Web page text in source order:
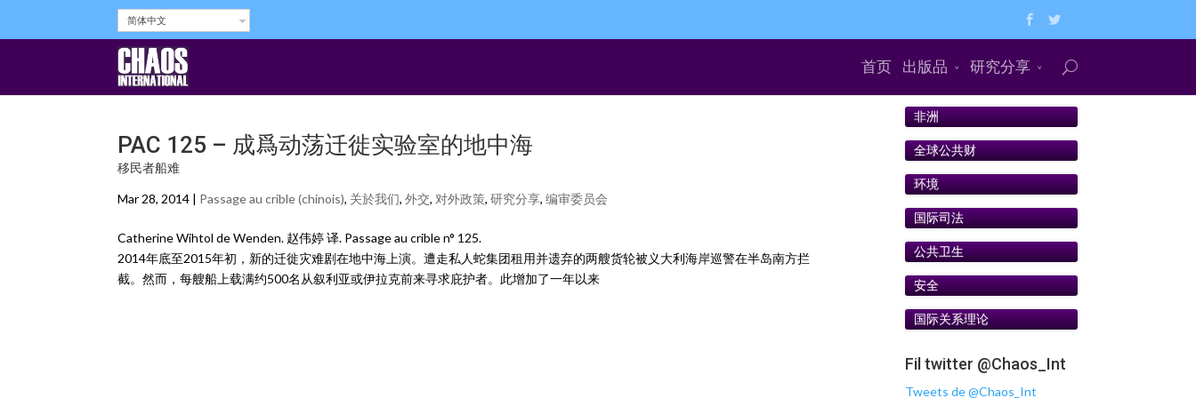
简体中文
首页 出版品 研究分享
PAC 125 – 成爲动荡迁徙实验室的地中海
移民者船难
Mar 28, 2014 | Passage au crible (chinois), 关於我们, 外交, 对外政策, 研究分享, 编审委员会
Catherine Wihtol de Wenden. 赵伟婷 译. Passage au crible n° 125.
2014年底至2015年初，新的迁徙灾难剧在地中海上演。遭走私人蛇集团租用并遗弃的两艘货轮被义大利海岸巡警在半岛南方拦
截。然而，每艘船上载满约500名从叙利亚或伊拉克前来寻求庇护者。此增加了一年以来
非洲
全球公共财
环境
国际司法
公共卫生
安全
国际关系理论
Fil twitter @Chaos_Int
Tweets de @Chaos_Int